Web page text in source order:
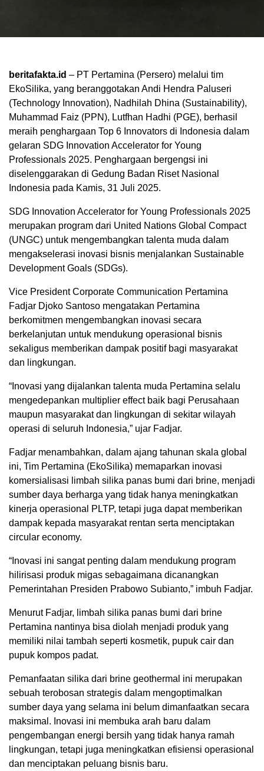
beritafakta.id – PT Pertamina (Persero) melalui tim
EkoSilika, yang beranggotakan Andi Hendra Paluseri
(Technology Innovation), Nadhilah Dhina (Sustainability),
Muhammad Faiz (PPN), Lutfhan Hadhi (PGE), berhasil
meraih penghargaan Top 6 Innovators di Indonesia dalam
gelaran SDG Innovation Accelerator for Young
Professionals 2025. Penghargaan bergengsi ini
diselenggarakan di Gedung Badan Riset Nasional
Indonesia pada Kamis, 31 Juli 2025.
SDG Innovation Accelerator for Young Professionals 2025
merupakan program dari United Nations Global Compact
(UNGC) untuk mengembangkan talenta muda dalam
mengakselerasi inovasi bisnis menjalankan Sustainable
Development Goals (SDGs).
Vice President Corporate Communication Pertamina
Fadjar Djoko Santoso mengatakan Pertamina
berkomitmen mengembangkan inovasi secara
berkelanjutan untuk mendukung operasional bisnis
sekaligus memberikan dampak positif bagi masyarakat
dan lingkungan.
“Inovasi yang dijalankan talenta muda Pertamina selalu
mengedepankan multiplier effect baik bagi Perusahaan
maupun masyarakat dan lingkungan di sekitar wilayah
operasi di seluruh Indonesia,” ujar Fadjar.
Fadjar menambahkan, dalam ajang tahunan skala global
ini, Tim Pertamina (EkoSilika) memaparkan inovasi
komersialisasi limbah silika panas bumi dari brine, menjadi
sumber daya berharga yang tidak hanya meningkatkan
kinerja operasional PLTP, tetapi juga dapat memberikan
dampak kepada masyarakat rentan serta menciptakan
circular economy.
“Inovasi ini sangat penting dalam mendukung program
hilirisasi produk migas sebagaimana dicanangkan
Pemerintahan Presiden Prabowo Subianto,” imbuh Fadjar.
Menurut Fadjar, limbah silika panas bumi dari brine
Pertamina nantinya bisa diolah menjadi produk yang
memiliki nilai tambah seperti kosmetik, pupuk cair dan
pupuk kompos padat.
Pemanfaatan silika dari brine geothermal ini merupakan
sebuah terobosan strategis dalam mengoptimalkan
sumber daya yang selama ini belum dimanfaatkan secara
maksimal. Inovasi ini membuka arah baru dalam
pengembangan energi bersih yang tidak hanya ramah
lingkungan, tetapi juga meningkatkan efisiensi operasional
dan menciptakan peluang bisnis baru.